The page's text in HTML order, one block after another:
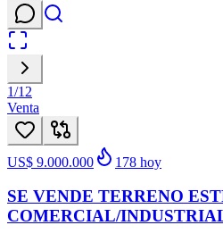
1/12
Venta
US$ 9.000.000 178 hoy
SE VENDE TERRENO
COMERCIAL/